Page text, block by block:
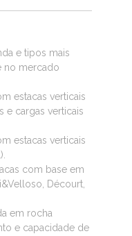
e tipos mais
no mercado
estacas verticais
e cargas verticais
estacas verticais
com base em
Décourt,
em rocha
e capacidade de